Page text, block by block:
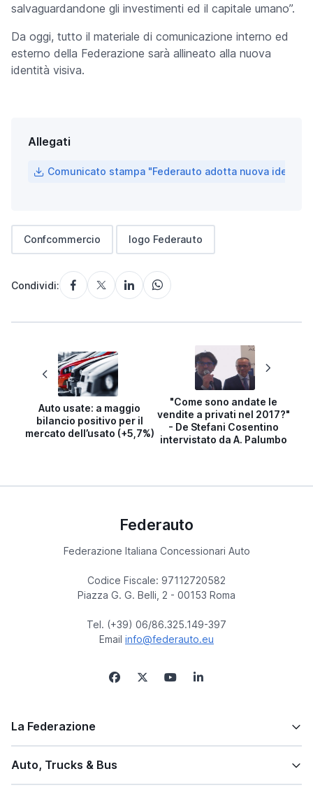
salvaguardandone gli investimenti ed il capitale umano”.
Da oggi, tutto il materiale di comunicazione interno ed
esterno della Federazione sarà allineato alla nuova
identità visiva.
Allegati
Comunicato stampa "Federauto adotta nuova identità
Confcommercio logo Federauto
Condividi:
Auto usate: a maggio
bilancio positivo per il
mercato dell’usato (+5,7%)
"Come sono andate le
vendite a privati nel 2017?"
- De Stefani Cosentino
intervistato da A. Palumbo
Federauto
Federazione Italiana Concessionari Auto
Codice Fiscale: 97112720582
Piazza G. G. Belli, 2 - 00153 Roma
Tel. (+39) 06/86.325.149-397
Email info@federauto.eu
La Federazione
Auto, Trucks & Bus